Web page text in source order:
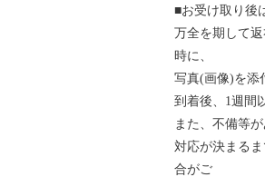
■お受け取り後
万全を期して
時に、
写真(画像)を添
到着後、1週間
また、不備等
対応が決まる
合がご